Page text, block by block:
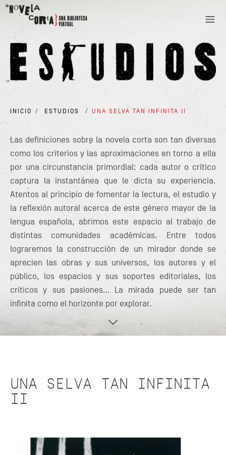
INICIO / ESTUDIOS / UNA SELVA TAN INFINITA II
Las definiciones sobre la novela corta son tan diversas
como los criterios y las aproximaciones en torno a ella
por una circunstancia primordial: cada autor o crítico
captura la instantánea que le dicta su experiencia.
Atentos al principio de fomentar la lectura, el estudio y
la reflexión autoral acerca de este género mayor de la
lengua española, abrimos este espacio al trabajo de
distintas comunidades académicas. Entre todos
lograremos la construcción de un mirador donde se
aprecien las obras y sus universos, los autores y el
público, los espacios y sus soportes editoriales, los
críticos y sus pasiones... La mirada puede ser tan
infinita como el horizonte por explorar.
UNA SELVA TAN INFINITA
II